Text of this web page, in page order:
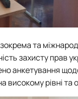
та
захисту прав
анкетування
рівні та